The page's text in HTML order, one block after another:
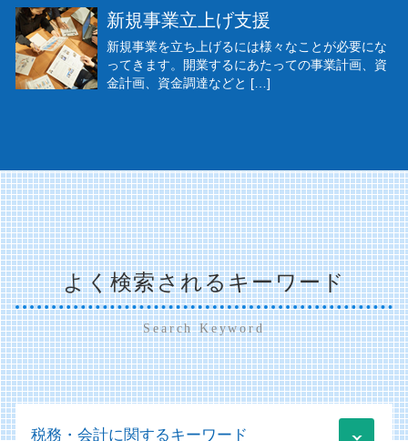
新規事業立上げ支援
新規事業を立ち上げるには様々なことが必要にな
ってきます。開業するにあたっての事業計画、資
金計画、資金調達などと […]
よく検索されるキーワード
Search Keyword
税務・会計に関するキーワード